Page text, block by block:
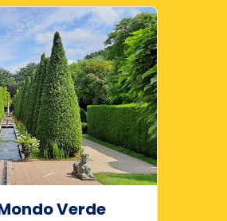
Verde